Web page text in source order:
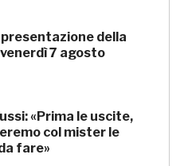
presentazione della
7 agosto
«Prima le uscite,
col mister le
fare»